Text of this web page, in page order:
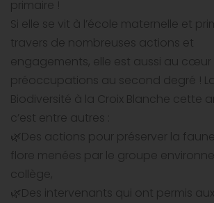
primaire !
Si elle se vit à l’école maternelle et
travers de nombreuses actions et
engagements, elle est aussi au cœur
préoccupations au second degré !
Biodiversité à la Croix Blanche cette
c’est entre autres :
🌿Des actions pour préserver la
flore menées par le groupe
collège,
🌿Des intervenants qui ont permis